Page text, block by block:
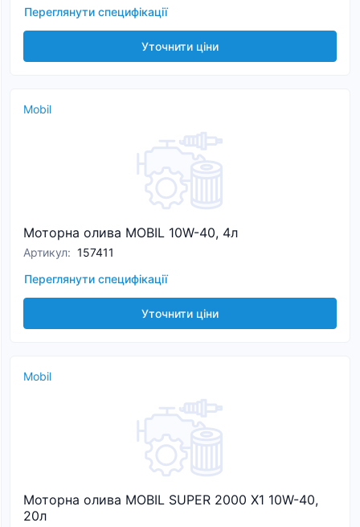
Переглянути специфікації
Уточнити ціни
Mobil
Моторна олива MOBIL 10W-40, 4л
Артикул: 157411
Переглянути специфікації
Уточнити ціни
Mobil
Моторна олива MOBIL SUPER 2000 Х1 10W-40,
20л